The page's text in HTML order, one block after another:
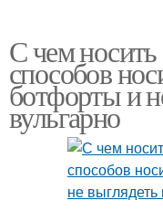
С чем
способов
ботфорты и
вульгарно